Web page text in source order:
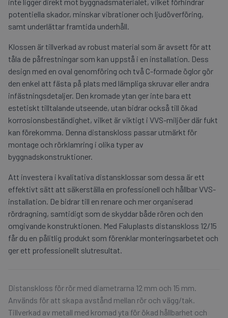
inte ligger direkt mot byggnadsmaterialet, vilket förhindrar
potentiella skador, minskar vibrationer och ljudöverföring,
samt underlättar framtida underhåll.
Klossen är tillverkad av robust material som är avsett för att
tåla de påfrestningar som kan uppstå i en installation. Dess
design med en oval genomföring och två C-formade öglor gör
den enkel att fästa på plats med lämpliga skruvar eller andra
infästningsdetaljer. Den kromade ytan ger inte bara ett
estetiskt tilltalande utseende, utan bidrar också till ökad
korrosionsbeständighet, vilket är viktigt i VVS-miljöer där fukt
kan förekomma. Denna distanskloss passar utmärkt för
montage och rörklamring i olika typer av
byggnadskonstruktioner.
Att investera i kvalitativa distansklossar som dessa är ett
effektivt sätt att säkerställa en professionell och hållbar VVS-
installation. De bidrar till en renare och mer organiserad
rördragning, samtidigt som de skyddar både rören och den
omgivande konstruktionen. Med Faluplasts distanskloss 12/15
får du en pålitlig produkt som förenklar monteringsarbetet och
ger ett professionellt slutresultat.
Distanskloss för rör med diametrarna 12 mm och 15 mm.
Används för att skapa avstånd mellan rör och vägg/tak.
Tillverkad av metall med kromad yta för ökad hållbarhet och